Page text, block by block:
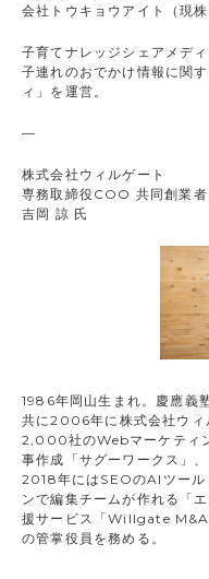
会社トウキョウアイト（現
子育てナレッジシェアメデ
子連れのおでかけ情報に関
ィ」を運営。
—
株式会社ウィルゲート
専務取締役COO 共同創業者
吉岡 諒 氏
1986年岡山生まれ。慶應義
共に2006年に株式会社ウィ
2,000社のWebマーケティ
事作成「サグーワークス」
2018年にはSEOのAIツー
ンで編集チームが作れる「
援サービス「Willgate M&A
の管掌役員を務める。